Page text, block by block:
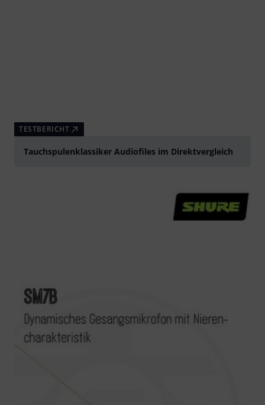
TESTBERICHT
Tauchspulenklassiker Audiofiles im Direktvergleich